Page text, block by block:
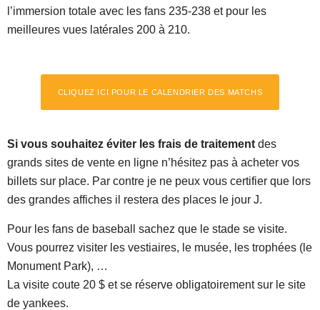
l’immersion totale avec les fans 235-238 et pour les
meilleures vues latérales 200 à 210.
CLIQUEZ ICI POUR LE CALENDRIER DES MATCHS
Si vous souhaitez éviter les frais de traitementdes
grands sites de vente en ligne n’hésitez pas à acheter vos
billets sur place. Par contre je ne peux vous certifier que lors
des grandes affiches il restera des places le jour J.
Pour les fans de baseball sachez que le stade se visite.
Vous pourrez visiter les vestiaires, le musée, les trophées (le
Monument Park), …
La visite coute 20 $ et se réserve obligatoirement sur le site
de yankees.